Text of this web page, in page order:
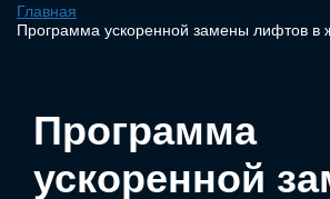
Главная
Программа ускоренной замены лифтов в
Программа
ускоренной